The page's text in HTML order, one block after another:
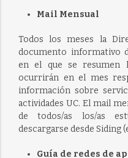
Mail Mensual
Todos los meses la
documento informativo
en el que se resumen
ocurrirán en el mes
información sobre
actividades UC. El mail
de todos/as los/as
descargarse desde Siding
Guía de redes de